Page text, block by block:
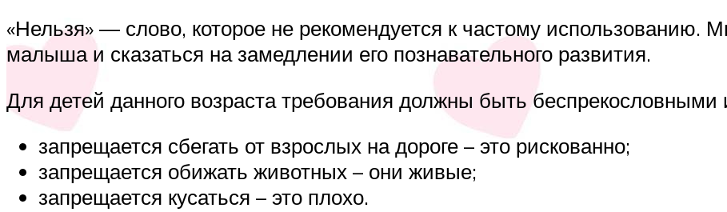
«Нельзя» — слово, которое не рекомендуется к частому использованию.
малыша и сказаться на замедлении его познавательного развития.
Для детей данного возраста требования должны быть беспрекословными
запрещается сбегать от взрослых на дороге – это рискованно;
запрещается обижать животных – они живые;
запрещается кусаться – это плохо.